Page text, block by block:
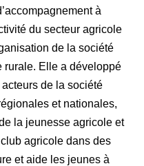
à
du secteur agricole
de la société
rurale. Elle a développé
de la société
et nationales,
la jeunesse agricole et
agricole dans des
et aide les jeunes à